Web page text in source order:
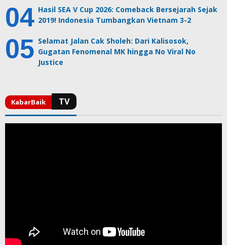
Hasil SEA V Cup 2026: Comeback Bersejarah Sejak
2019! Indonesia Tumbangkan Vietnam 3-2
Selamat Jalan Cak Sholeh: Dari Kalisosok,
Gugatan Fenomenal MK hingga No Viral No
Justice